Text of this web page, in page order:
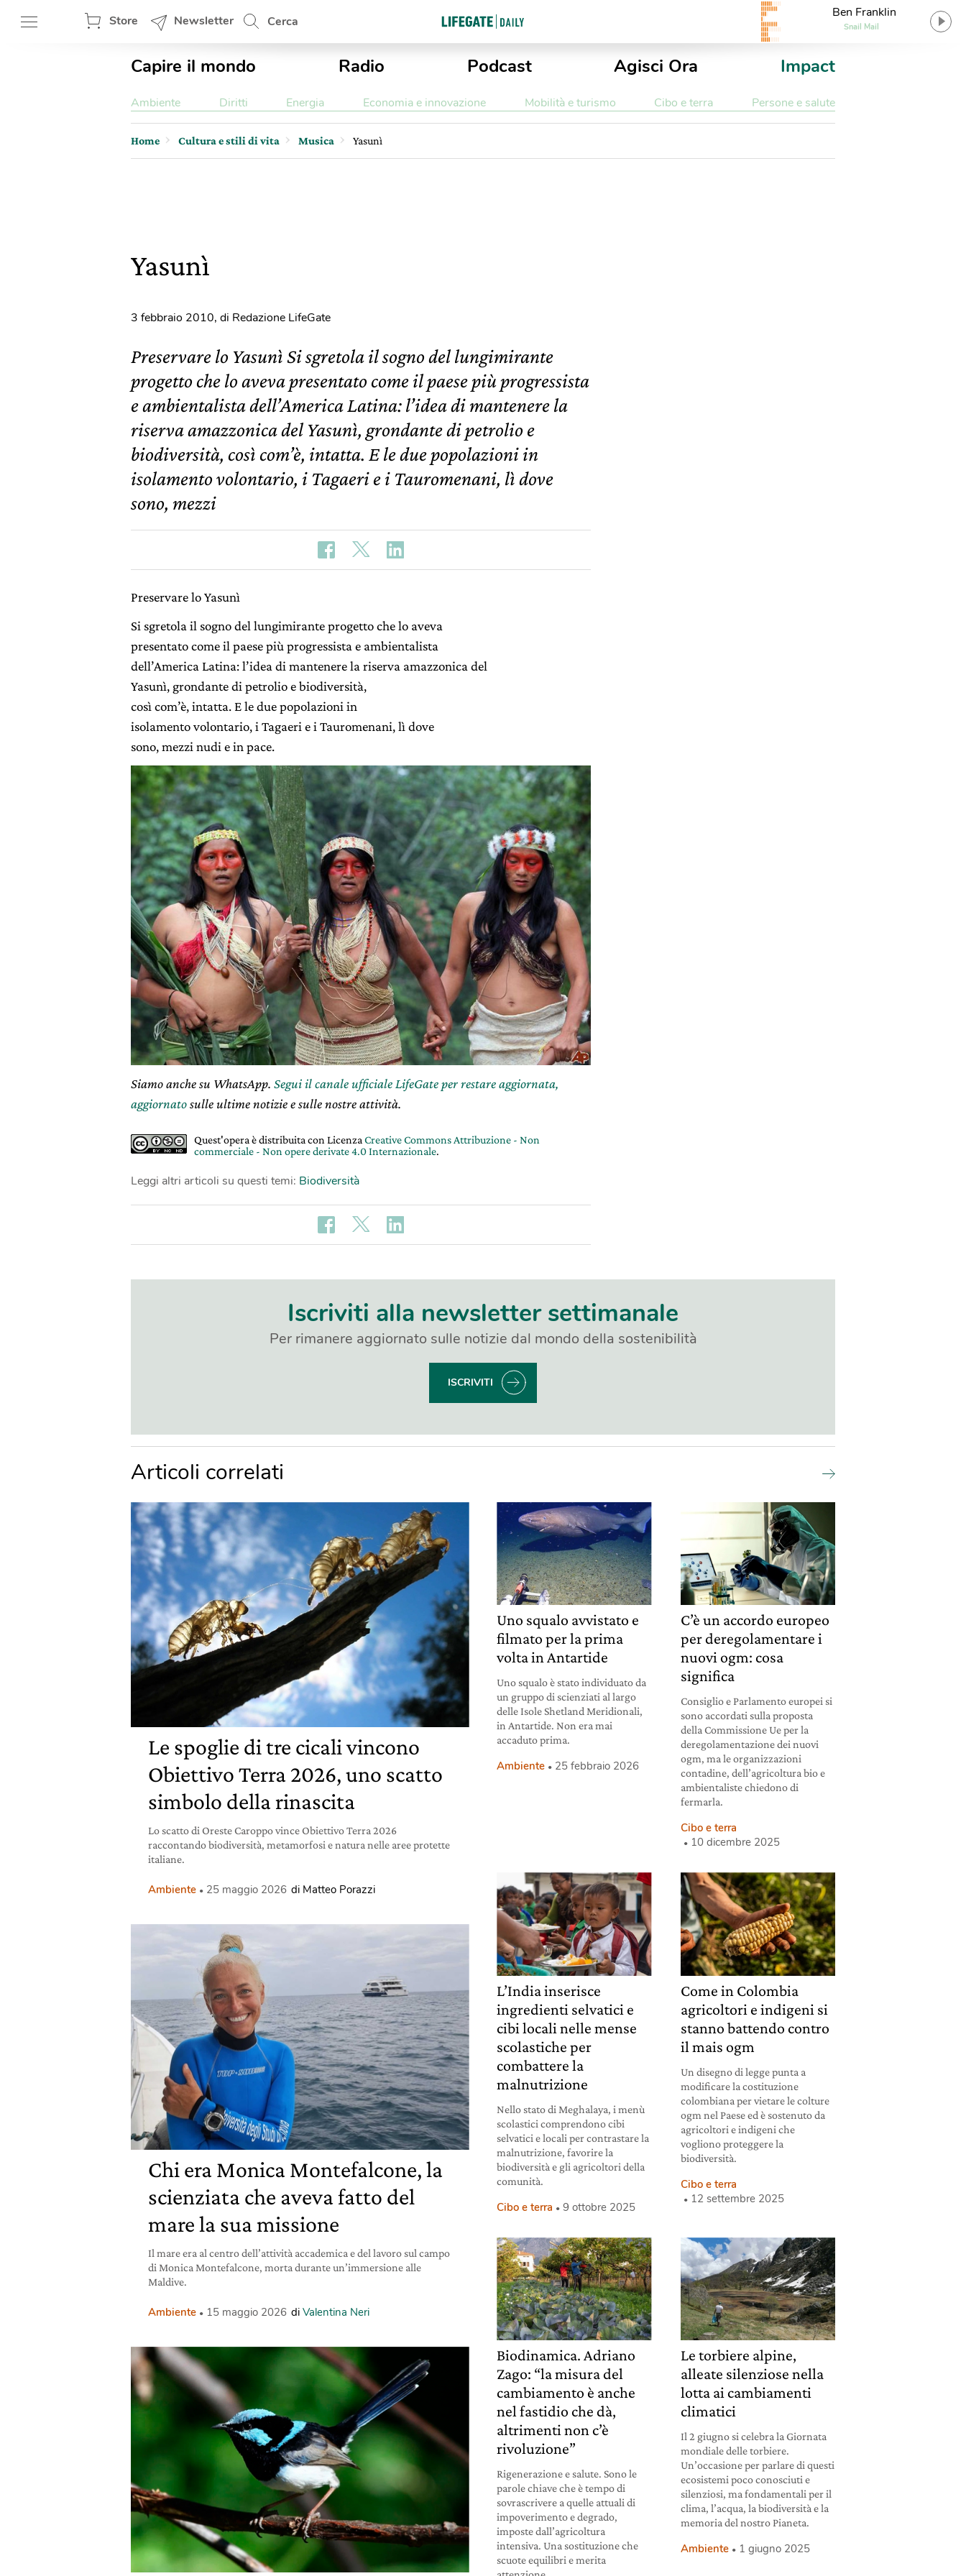
Store Newsletter Cerca
Ben Franklin
Snail Mail
Capire il mondo Radio Podcast Agisci Ora Impact
Ambiente Diritti Energia Economia e innovazione Mobilità e turismo Cibo e terra Persone e salute
Home Cultura e stili di vita Musica Yasunì
Yasunì
3 febbraio 2010, di Redazione LifeGate
Preservare lo Yasunì Si sgretola il sogno del lungimirante
progetto che lo aveva presentato come il paese più progressista
e ambientalista dell’America Latina: l’idea di mantenere la
riserva amazzonica del Yasunì, grondante di petrolio e
biodiversità, così com’è, intatta. E le due popolazioni in
isolamento volontario, i Tagaeri e i Tauromenani, lì dove
sono, mezzi
Preservare lo Yasunì
Si sgretola il sogno del lungimirante progetto che lo aveva
presentato come il paese più progressista e ambientalista
dell’America Latina: l’idea di mantenere la riserva amazzonica del
Yasunì, grondante di petrolio e biodiversità,
così com’è, intatta. E le due popolazioni in
isolamento volontario, i Tagaeri e i Tauromenani, lì dove
sono, mezzi nudi e in pace.
Siamo anche su WhatsApp. Segui il canale ufficiale LifeGate per restare aggiornata,
aggiornatosulle ultime notizie e sulle nostre attività.
Quest'opera è distribuita con Licenza Creative Commons Attribuzione - Non
commerciale - Non opere derivate 4.0 Internazionale.
Leggi altri articoli su questi temi: Biodiversità
Iscriviti alla newsletter settimanale
Per rimanere aggiornato sulle notizie dal mondo della sostenibilità
ISCRIVITI
Articoli correlati
Le spoglie di tre cicali vincono
Obiettivo Terra 2026, uno scatto
simbolo della rinascita
Lo scatto di Oreste Caroppo vince Obiettivo Terra 2026
raccontando biodiversità, metamorfosi e natura nelle aree protette
italiane.
Ambiente 25 maggio 2026 di Matteo Porazzi
Chi era Monica Montefalcone, la
scienziata che aveva fatto del
mare la sua missione
Il mare era al centro dell’attività accademica e del lavoro sul campo
di Monica Montefalcone, morta durante un’immersione alle
Maldive.
Ambiente 15 maggio 2026 di Valentina Neri
Uno squalo avvistato e
filmato per la prima
volta in Antartide
Uno squalo è stato individuato da
un gruppo di scienziati al largo
delle Isole Shetland Meridionali,
in Antartide. Non era mai
accaduto prima.
Ambiente 25 febbraio 2026
C’è un accordo europeo
per deregolamentare i
nuovi ogm: cosa
significa
Consiglio e Parlamento europei si
sono accordati sulla proposta
della Commissione Ue per la
deregolamentazione dei nuovi
ogm, ma le organizzazioni
contadine, dell’agricoltura bio e
ambientaliste chiedono di
fermarla.
Cibo e terra
10 dicembre 2025
L’India inserisce
ingredienti selvatici e
cibi locali nelle mense
scolastiche per
combattere la
malnutrizione
Nello stato di Meghalaya, i menù
scolastici comprendono cibi
selvatici e locali per contrastare la
malnutrizione, favorire la
biodiversità e gli agricoltori della
comunità.
Cibo e terra 9 ottobre 2025
Come in Colombia
agricoltori e indigeni si
stanno battendo contro
il mais ogm
Un disegno di legge punta a
modificare la costituzione
colombiana per vietare le colture
ogm nel Paese ed è sostenuto da
agricoltori e indigeni che
vogliono proteggere la
biodiversità.
Cibo e terra
12 settembre 2025
Biodinamica. Adriano
Zago: “la misura del
cambiamento è anche
nel fastidio che dà,
altrimenti non c’è
rivoluzione”
Rigenerazione e salute. Sono le
parole chiave che è tempo di
sovrascrivere a quelle attuali di
impoverimento e degrado,
imposte dall’agricoltura
intensiva. Una sostituzione che
scuote equilibri e merita
Le torbiere alpine,
alleate silenziose nella
lotta ai cambiamenti
climatici
Il 2 giugno si celebra la Giornata
mondiale delle torbiere.
Un’occasione per parlare di questi
ecosistemi poco conosciuti e
silenziosi, ma fondamentali per il
clima, l’acqua, la biodiversità e la
memoria del nostro Pianeta.
Ambiente 1 giugno 2025